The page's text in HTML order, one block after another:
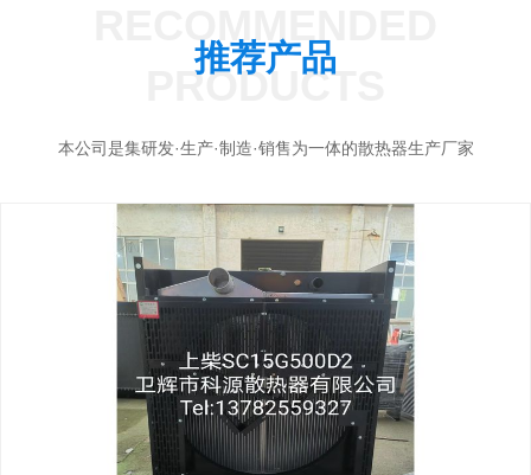
RECOMMENDED
PRODUCTS
推荐产品
本公司是集研发·生产·制造·销售为一体的散热器生产厂家